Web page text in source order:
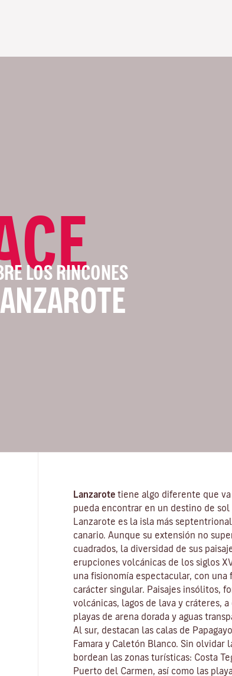
LOS RINCONES
Lanzarote tiene algo diferente que
pueda encontrar en un destino de sol
Lanzarote es la isla más
canario. Aunque su extensión no
cuadrados, la diversidad de sus
erupciones volcánicas de los siglos
una fisionomía espectacular, con una
carácter singular. Paisajes insólitos,
volcánicas, lagos de lava y cráteres,
playas de arena dorada y aguas
Al sur, destacan las calas de Papagayo
Famara y Caletón Blanco . Sin olvidar
bordean las zonas turísticas: Costa
Puerto del Carmen , así como las